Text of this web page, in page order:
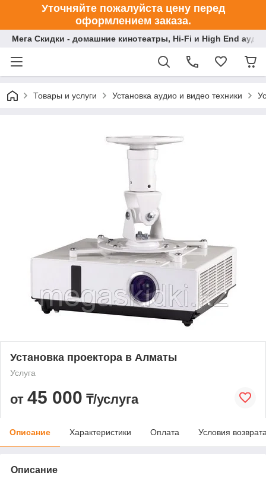
Уточняйте пожалуйста цену перед
оформлением заказа.
Мега Скидки - домашние кинотеатры, Hi-Fi и High End
Товары и услуги Установка аудио и видео техники
Установка проектора в Алматы
Услуга
от 45 000 ₸/услуга
Описание Характеристики Оплата Условия
Описание